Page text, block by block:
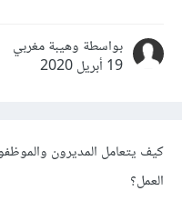
بواسطة وهيبة مغربي
19 أبريل 2020
كيف يتعامل المديرون
العمل؟